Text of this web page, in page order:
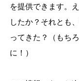
を提供できます。
したか？それとも
ってきた？（もち
に！）